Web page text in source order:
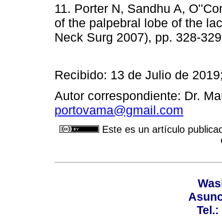
11. Porter N, Sandhu A,
of the palpebral lobe of the
Neck Surg 2007), pp. 328-
Recibido: 13 de Julio de
Autor correspondiente: Dr.
portovama@gmail.com
Este es un artículo
Tel.: